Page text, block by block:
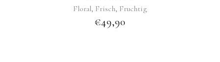
Floral, Frisch, Fruchtig
€49,90